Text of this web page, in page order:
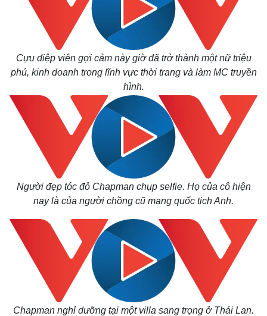
Kinh tế
Bất động sản
Khởi nghiệp
Thị trường
Giá vàng
Tiêu dùng
Chứng khoán
Giá cà phê
Cựu điệp viên gợi cảm này giờ đã trở thành một nữ triệu
phú, kinh doanh trong lĩnh vực thời trang và làm MC truyền
hình.
Người đẹp tóc đỏ Chapman chụp selfie. Họ của cô hiện
nay là của người chồng cũ mang quốc tịch Anh.
Chapman nghỉ dưỡng tại một villa sang trọng ở Thái Lan.